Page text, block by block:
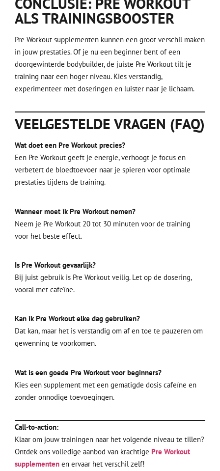
ALS TRAININGSBOOSTER
Pre Workout supplementen kunnen een groot verschil maken
in jouw prestaties. Of je nu een beginner bent of een
doorgewinterde bodybuilder, de juiste Pre Workout tilt je
training naar een hoger niveau. Kies verstandig,
experimenteer met doseringen en luister naar je lichaam.
VEELGESTELDE VRAGEN (FAQ)
Wat doet een Pre Workout precies?
Een Pre Workout geeft je energie, verhoogt je focus en
verbetert de bloedtoevoer naar je spieren voor optimale
prestaties tijdens de training.
Wanneer moet ik Pre Workout nemen?
Neem je Pre Workout 20 tot 30 minuten voor de training
voor het beste effect.
Is Pre Workout gevaarlijk?
Bij juist gebruik is Pre Workout veilig. Let op de dosering,
vooral met cafeïne.
Kan ik Pre Workout elke dag gebruiken?
Dat kan, maar het is verstandig om af en toe te pauzeren om
gewenning te voorkomen.
Wat is een goede Pre Workout voor beginners?
Kies een supplement met een gematigde dosis cafeïne en
zonder onnodige toevoegingen.
Call-to-action:
Klaar om jouw trainingen naar het volgende niveau te tillen?
Ontdek ons volledige aanbod van krachtige Pre Workout
supplementen en ervaar het verschil zelf!